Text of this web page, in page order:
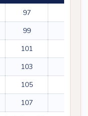
97
99
101
103
105
107